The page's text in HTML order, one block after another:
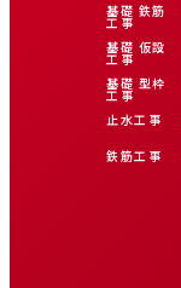
基礎 鉄筋
工事
基礎 仮設
工事
基礎 型枠
工事
止水工事
鉄筋工事